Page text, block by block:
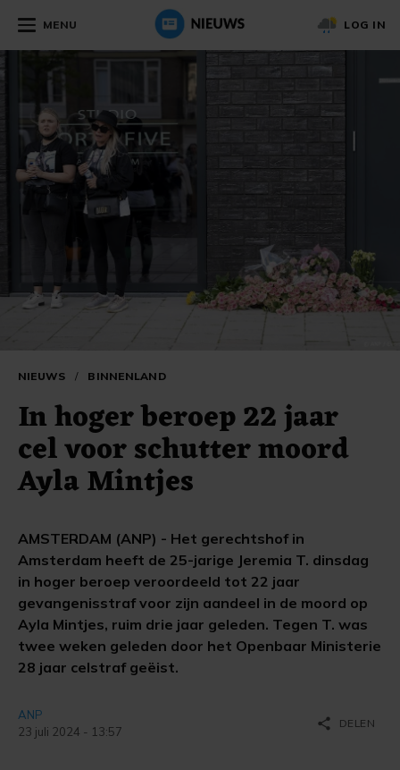
MENU LOG IN
NIEUWS / BINNENLAND
In hoger beroep 22 jaar
cel voor schutter moord
Ayla Mintjes
AMSTERDAM (ANP) - Het gerechtshof in
Amsterdam heeft de 25-jarige Jeremia T. dinsdag
in hoger beroep veroordeeld tot 22 jaar
gevangenisstraf voor zijn aandeel in de moord op
Ayla Mintjes, ruim drie jaar geleden. Tegen T. was
twee weken geleden door het Openbaar Ministerie
28 jaar celstraf geëist.
ANP
23 juli 2024 - 13:57
share DELEN